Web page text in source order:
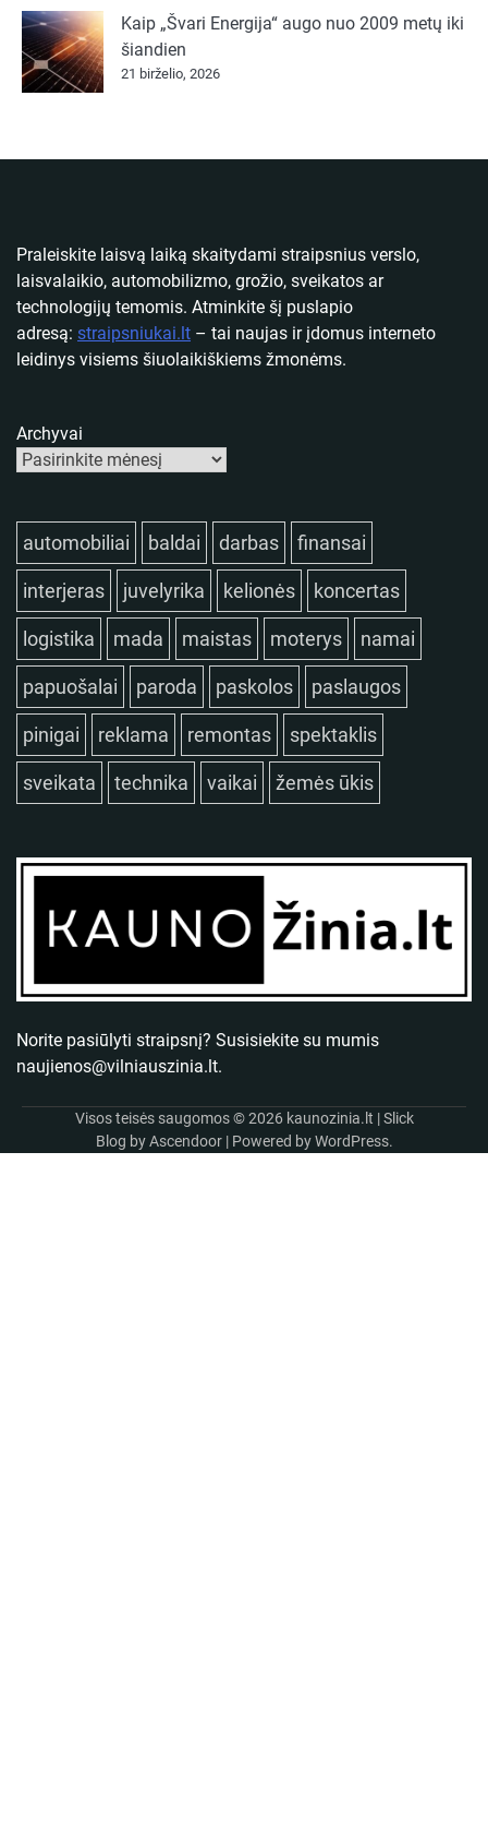
Kaip „Švari Energija“ augo nuo 2009 metų iki
šiandien
21 birželio, 2026
Praleiskite laisvą laiką skaitydami straipsnius verslo,
laisvalaikio, automobilizmo, grožio, sveikatos ar
technologijų temomis. Atminkite šį puslapio
adresą: straipsniukai.lt – tai naujas ir įdomus interneto
leidinys visiems šiuolaikiškiems žmonėms.
Archyvai
automobiliai baldai darbas finansai
interjeras juvelyrika kelionės koncertas
logistika mada maistas moterys namai
papuošalai paroda paskolos paslaugos
pinigai reklama remontas spektaklis
sveikata technika vaikai žemės ūkis
Norite pasiūlyti straipsnį? Susisiekite su mumis
naujienos@vilniauszinia.lt.
Visos teisės saugomos © 2026 kaunozinia.lt | Slick
Blog byAscendoor| Powered byWordPress.